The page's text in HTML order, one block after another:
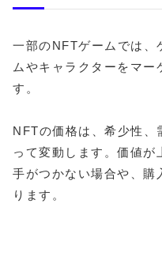
一部のNFTゲームでは、
ムやキャラクターをマー
す。
NFTの価格は、希少性、
って変動します。価値が
手がつかない場合や、購
ります。